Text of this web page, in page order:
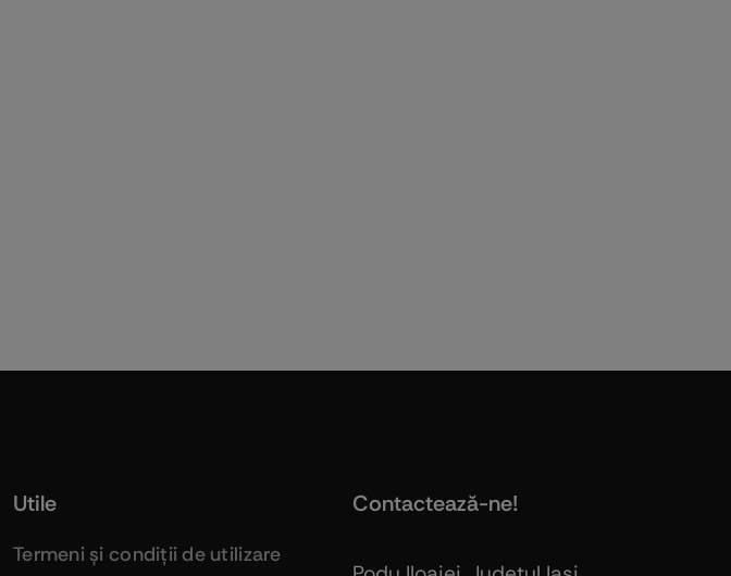
Utile
Termeni şi condiţii de utilizare
Contactează-ne!